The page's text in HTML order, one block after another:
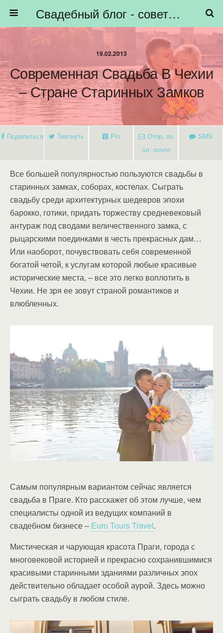
Свадебный блог - советы невестам, подготовка к свадьбе - HiBride
19.02.2013
Современная Свадьба В Чехии
– Стране Старинных Замков
Поделиться Твитнуть Pin
Отпр. по
эл. почте
SMS
Все большей популярностью пользуются свадьбы в
старинных замках, соборах, костелах. Сыграть
свадьбу среди архитектурных шедевров эпохи
барокко, готики, придать торжеству средневековый
антураж под сводами величественного замка, с
рыцарскими поединками в честь прекрасных дам…
Или наоборот, почувствовать себя современной
богатой четой, к услугам которой любые красивые
исторические места, – все это легко воплотить в
Чехии. Не зря ее зовут страной романтиков и
влюбленных.
Самым популярным вариантом сейчас является
свадьба в Праге. Кто расскажет об этом лучше, чем
специалисты одной из ведущих компаний в
свадебном бизнесе – Euro Tours Travel.
Мистическая и чарующая красота Праги, города с
многовековой историей и прекрасно сохранившимися
красивыми старинными зданиями различных эпох
действительно обладает особой аурой. Здесь можно
сыграть свадьбу в любом стиле.